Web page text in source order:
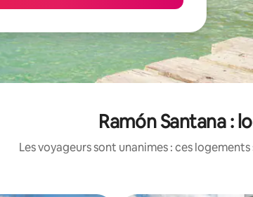
Ramón Santana :
Les voyageurs sont unanimes : ces